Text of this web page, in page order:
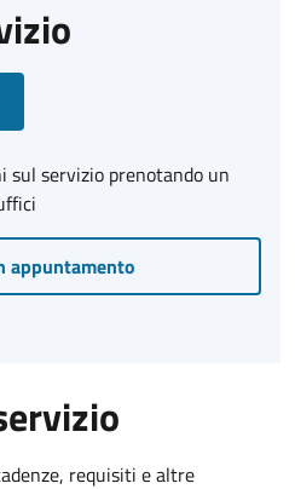
sul servizio prenotando un
appuntamento
requisiti e altre